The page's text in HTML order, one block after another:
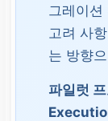
그레이
고려 사
는 방향
파일럿